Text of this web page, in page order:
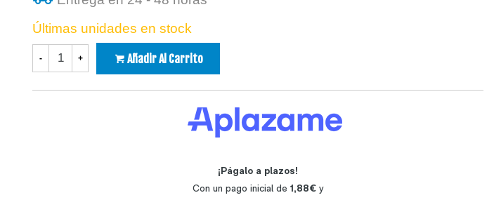
Últimas unidades en stock
- + Añadir Al Carrito